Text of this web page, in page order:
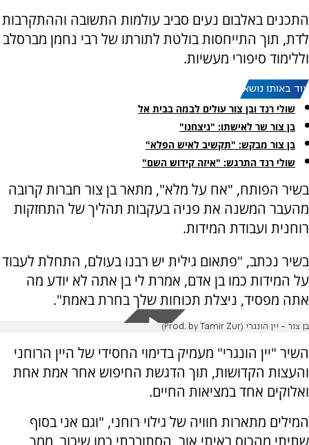
התכנים באלבום נעים סביב עולמות התשובה וההתקרבות
לדת, תוך התייחסות בולטת לתורתו של רבי נחמן מברסלב
וללימוד סיפורי מעשיות.
עוד באותו נושא:
שולי רנד ובן צור עולים לבמה בבית אל
בן צור שר לאישתו: "ניצחנו"
בן צור מבקש: "תקשיב לאיש הפלא"
שולי רנד התרגש: "איזה קידוש השם"
בשיר הפותח, "אח על מלא", מתאר בן צור חברות קרובה
מהעבר המשנה את פניה בעקבות תהליך של התחזקות
רוחנית ועבודת המידות.
בשיר נכתב, "פתאום גילית יש רבנו בעולם, התחלת לעבוד
על המידות כמו בן אדם, אמרת לי בן אתה לא יודע מה
אתה מפסיד, ניצלת תכוחות שלך בחרת באמת".
בן צור - יין הונגרי (Prod. by Tamir Zur)
השיר "יין הונגרי" מעמיק בדימוי החסידי של היין הרוחני
והעצות הקדושות, תוך הדגשת החיפוש אחר אמת אחת
ואלוקים אחד במציאות החיים.
המילים מתארות חוויה של גילוי רוחני, "וגם אני בסוף
שתיתי מהכוס ראיתי אור, הסתובבתי כמו שיכור, ממך